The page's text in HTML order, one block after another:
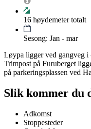
16 høydemeter totalt
Sesong: Jan - mar
Løypa ligger ved gangveg
Trimpost på Furuberget
på parkeringsplassen ved
Slik kommer du
Adkomst
Stoppesteder